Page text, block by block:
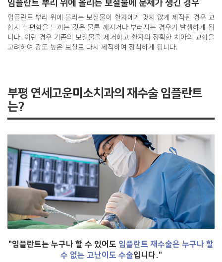
임플란트 뿌리 위에 올리는 보철물에 문제가 생긴 경우
임플란트 뿌리 위에 올리는 보철물이 환자에게 맞지 않게 제작된 경우 교
합시 불편함을 느끼는 것은 물론 깨지거나 부러지는 경우가 발생하게 됩
니다. 이런 경우 기존의 보철물을 제거하고 환자의 정확한 치아의 교합을
고려하여 강도 높은 보철로 다시 제작하여 장착하게 됩니다.
부평 연세고운미소치과의 재수술 임플란트
는?
"임플란트는 누구나 할 수 있어도 임플란트 재수술은 누구나 할
수 없는 고난이도 수술입니다."